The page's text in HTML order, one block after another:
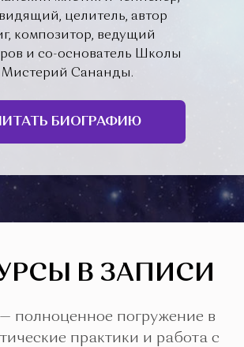
целитель, автор
композитор, ведущий
и со-основатель Школы
Мистерий Сананды.
БИОГРАФИЮ
В ЗАПИСИ
— полноценное погружение в
практики и работа с